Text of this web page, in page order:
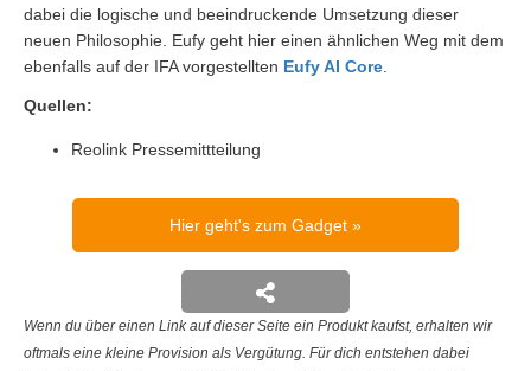
dabei die logische und beeindruckende Umsetzung dieser
neuen Philosophie. Eufy geht hier einen ähnlichen Weg mit dem
ebenfalls auf der IFA vorgestellten Eufy AI Core.
Quellen:
Reolink Pressemittteilung
Hier geht's zum Gadget
Wenn du über einen Link auf dieser Seite ein Produkt kaufst, erhalten wir
oftmals eine kleine Provision als Vergütung. Für dich entstehen dabei